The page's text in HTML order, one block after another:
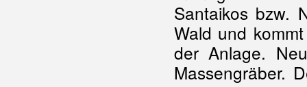
Santaikos bzw.
Wald und
der Anlage.
Massengräber.